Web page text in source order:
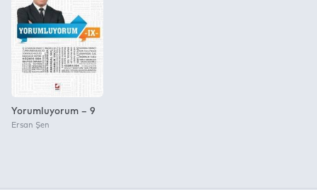
Yorumluyorum – 9
Ersan Şen